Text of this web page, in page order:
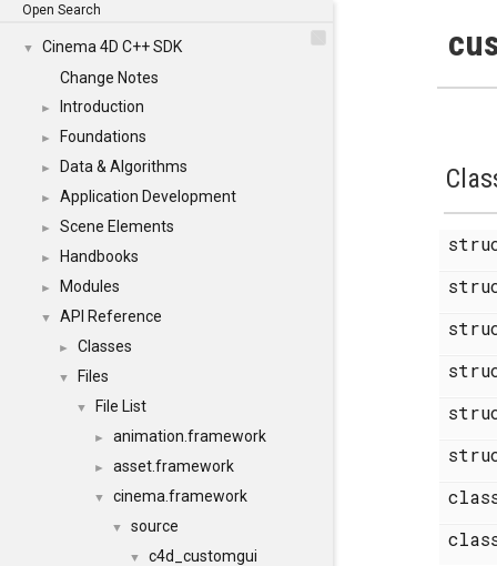
Open Search
▼
Cinema 4D C++ SDK
Change Notes
► Introduction
► Foundations
► Data & Algorithms
► Application Development
► Scene Elements
► Handbooks
► Modules
▼ API Reference
► Classes
▼ Files
▼ File List
► animation.framework
► asset.framework
▼ cinema.framework
▼ source
▼ c4d_customgui